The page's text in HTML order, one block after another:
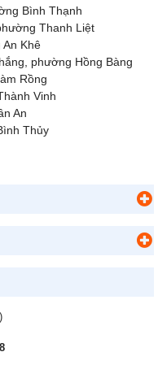
Bình Thạnh
Thanh Liệt
Khê
phường Hồng Bàng
Rồng
Vinh
An
Thủy